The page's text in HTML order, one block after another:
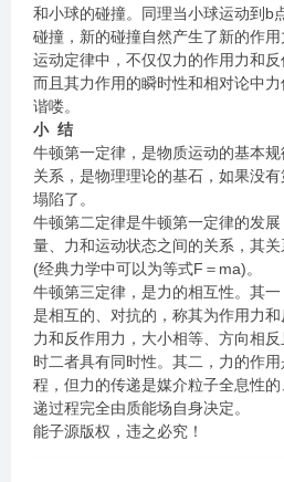
和小球的碰撞。同理当小球运动到b
碰撞，新的碰撞自然产生了新的作
运动定律中，不仅仅力的作用力和反
而且其力作用的瞬时性和相对论中
谐喽。
小 结
牛顿第一定律，是物质运动的基本
关系，是物理理论的基石，如果没
塌陷了。
牛顿第二定律是牛顿第一定律的发
量、力和运动状态之间的关系，其
(经典力学中可以为等式F＝ma)。
牛顿第三定律，是力的相互性。其
是相互的、对抗的，称其为作用力
力和反作用力，大小相等、方向相
时二者具有同时性。其二，力的作
程，但力的传递是媒介粒子全息性
递过程完全由质能场自身决定。
能子源版权，违之必究！